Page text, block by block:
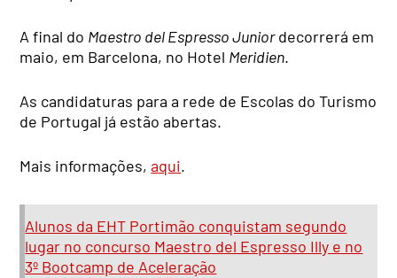
A final do Maestro del Espresso Juniordecorrerá em
maio, em Barcelona, no Hotel Meridien.
As candidaturas para a rede de Escolas do Turismo
de Portugal já estão abertas.
Mais informações,aqui.
Alunos da EHT Portimão conquistam segundo
lugar no concurso Maestro del Espresso Illy e no
3º Bootcamp de Aceleração